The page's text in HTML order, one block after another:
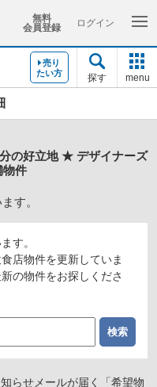
無料
会員登録
ログイン
売り
たい方
探す menu
の好立地 ★ デザイナーズ
物件
す。
す。
店物件を更新していま
の物件をお探しくださ
らせメールが届く「希望物